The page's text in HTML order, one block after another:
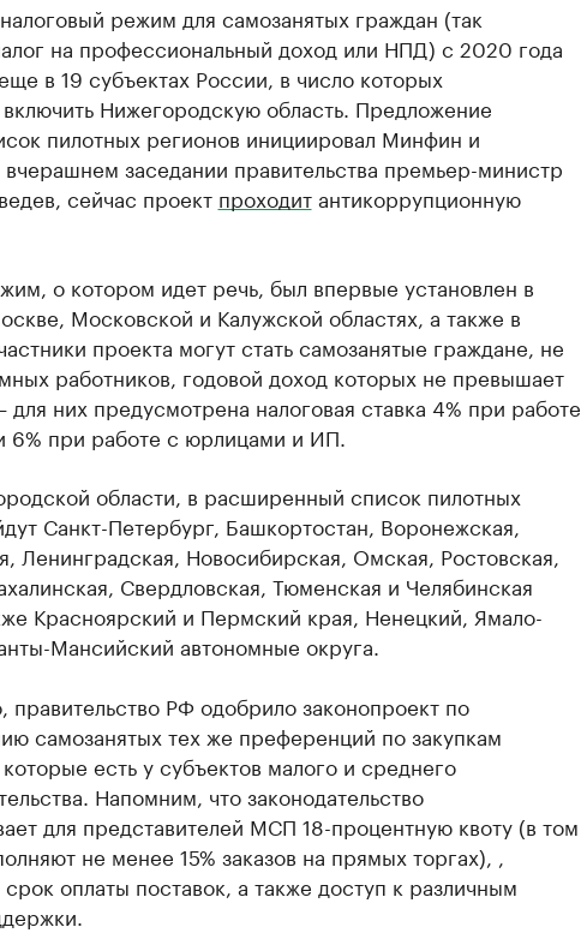
режим для самозанятых граждан (так
на профессиональный доход или НПД) с 2020 года
в 19 субъектах России, в число которых
включить Нижегородскую область. Предложение
пилотных регионов инициировал Минфин и
вчерашнем заседании правительства премьер-министр
сейчас проект проходитантикоррупционную
о котором идет речь, был впервые установлен в
Московской и Калужской областях, а также в
проекта могут стать самозанятые граждане, не
работников, годовой доход которых не превышает
них предусмотрена налоговая ставка 4% при работе
6% при работе с юрлицами и ИП.
области, в расширенный список пилотных
Санкт-Петербург, Башкортостан, Воронежская,
Ленинградская, Новосибирская, Омская, Ростовская,
Свердловская, Тюменская и Челябинская
Красноярский и Пермский края, Ненецкий, Ямало-
Мансийский автономные округа.
правительство РФ одобрило законопроект по
самозанятых тех же преференций по закупкам
есть у субъектов малого и среднего
Напомним, что законодательство
для представителей МСП 18-процентную квоту (в том
не менее 15% заказов на прямых торгах), ,
оплаты поставок, а также доступ к различным